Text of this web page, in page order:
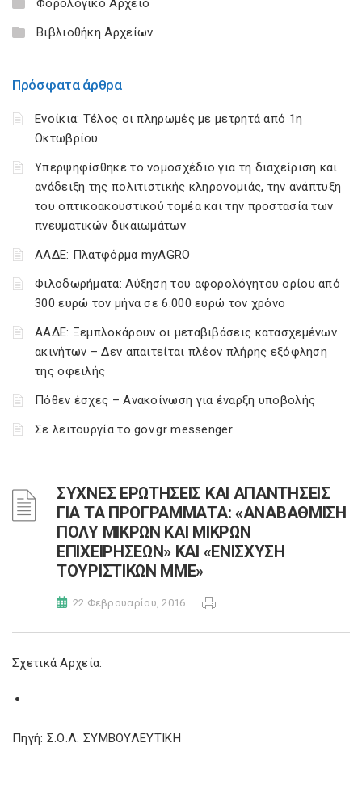
Φορολογικό Αρχείο
Βιβλιοθήκη Αρχείων
Πρόσφατα άρθρα
Ενοίκια: Τέλος οι πληρωμές με μετρητά από 1η
Οκτωβρίου
Υπερψηφίσθηκε το νομοσχέδιο για τη διαχείριση και
ανάδειξη της πολιτιστικής κληρονομιάς, την ανάπτυξη
του οπτικοακουστικού τομέα και την προστασία των
πνευματικών δικαιωμάτων
ΑΑΔΕ: Πλατφόρμα myAGRO
Φιλοδωρήματα: Αύξηση του αφορολόγητου ορίου από
300 ευρώ τον μήνα σε 6.000 ευρώ τον χρόνο
ΑΑΔΕ: Ξεμπλοκάρουν οι μεταβιβάσεις κατασχεμένων
ακινήτων – Δεν απαιτείται πλέον πλήρης εξόφληση
της οφειλής
Πόθεν έσχες – Ανακοίνωση για έναρξη υποβολής
Σε λειτουργία το gov.gr messenger
ΣΥΧΝΕΣ ΕΡΩΤΗΣΕΙΣ ΚΑΙ ΑΠΑΝΤΗΣΕΙΣ
ΓΙΑ ΤΑ ΠΡΟΓΡΑΜΜΑΤΑ: «ΑΝΑΒΑΘΜΙΣΗ
ΠΟΛΥ ΜΙΚΡΩΝ ΚΑΙ ΜΙΚΡΩΝ
ΕΠΙΧΕΙΡΗΣΕΩΝ» ΚΑΙ «ΕΝΙΣΧΥΣΗ
ΤΟΥΡΙΣΤΙΚΩΝ ΜΜΕ»
22 Φεβρουαρίου, 2016
Σχετικά Αρχεία:
Πηγή: Σ.Ο.Λ. ΣΥΜΒΟΥΛΕΥΤΙΚΗ